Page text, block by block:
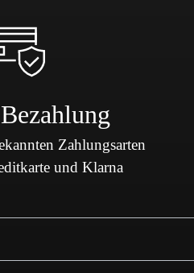
Zahlungsarten
und Klarna